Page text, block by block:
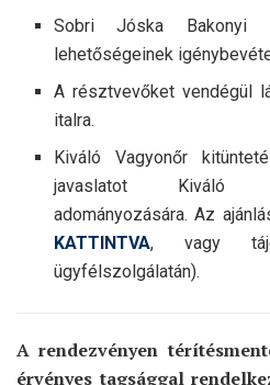
Sobri Jóska Bakonyi
lehetőségeinek
A résztvevőket vendégül
italra.
Kiváló Vagyonőr
javaslatot Kiváló
adományozására. Az
KATTINTVA, vagy
ügyfélszolgálatán).
A rendezvényen
érvényes tagsággal